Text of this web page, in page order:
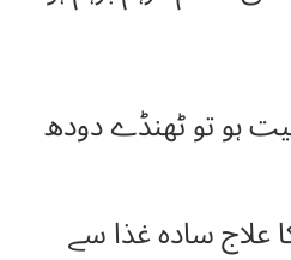
ہو تو ٹھنڈے دودھ
علاج سادہ غذا سے